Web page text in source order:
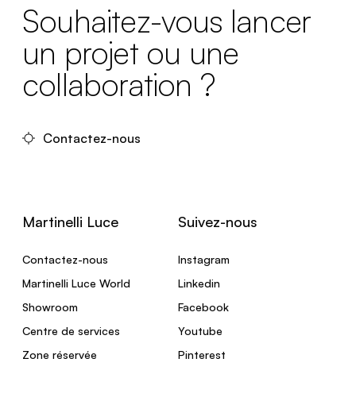
Souhaitez-vous lancer
un projet ou une
collaboration ?
Contactez-nous
Martinelli Luce
Contactez-nous
Martinelli Luce World
Showroom
Centre de services
Zone réservée
Suivez-nous
Instagram
Linkedin
Facebook
Youtube
Pinterest